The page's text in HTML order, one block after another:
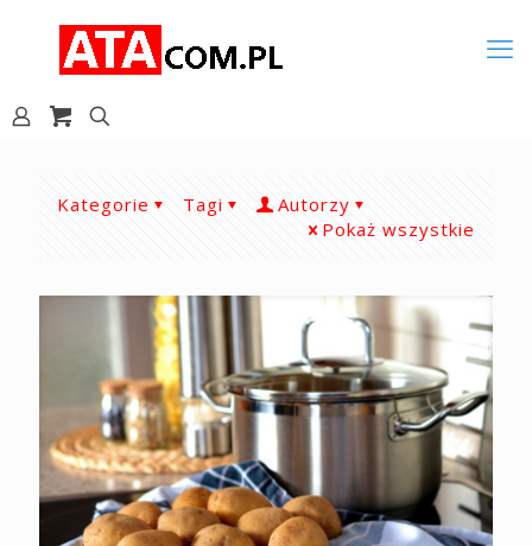
Kategorie Tagi
Autorzy
Pokaż wszystkie